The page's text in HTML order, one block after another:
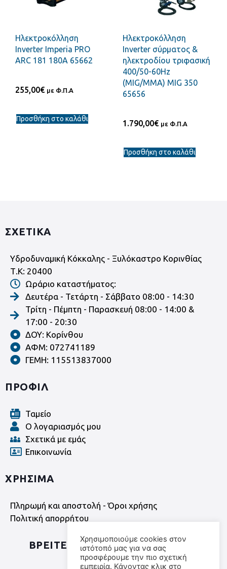
Ηλεκτροκόλληση
Inverter Imperia PRO
ARC 181 180A 65662
255,00€ με Φ.Π.Α
Προσθήκη στο καλάθι
Ηλεκτροκόλληση
Inverter σύρματος &
ηλεκτροδίου τριφασική
400/50-60Hz
(MIG/MMA) MIG 350
65656
1.790,00€ με Φ.Π.Α
Προσθήκη στο καλάθι
ΣΧΕΤΙΚΑ
Υδροδυναμική Κόκκαλης - Ξυλόκαστρο Κορινθίας
Τ.Κ: 20400
Ωράριο καταστήματος:
Δευτέρα - Τετάρτη - Σάββατο 08:00 - 14:30
Τρίτη - Πέμπτη - Παρασκευή 08:00 - 14:00 &
17:00 - 20:30
ΔΟΥ: Κορίνθου
ΑΦΜ: 072741189
ΓΕΜΗ: 115513837000
ΠΡΟΦΙΛ
Ταμείο
Ο λογαριασμός μου
Σχετικά με εμάς
Επικοινωνία
ΧΡΗΣΙΜΑ
Πληρωμή και αποστολή - Όροι χρήσης
Πολιτική απορρήτου
ΒΡΕΙΤΕ ΜΑΣ ΣΤΑ SOCIAL MEDIA
Χρησιμοποιούμε cookies στον
ιστότοπό μας για να σας
προσφέρουμε την πιο σχετική
εμπειρία. Κάνοντας κλικ στο